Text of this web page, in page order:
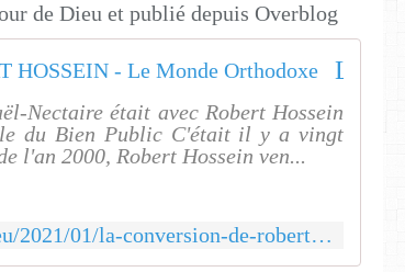
de Dieu et publié depuis Overblog
Nectaire était avec Robert Hossein
du Bien Public C'était il y a vingt
l'an 2000, Robert Hossein ven...
http://religion-orthodoxe.eu/2021/01/la-conversion-de-robert-hossein.html